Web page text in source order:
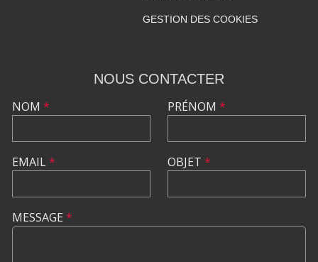
GESTION DES COOKIES
NOUS CONTACTER
NOM *
EMAIL*
PRÉNOM *
OBJET *
MESSAGE *